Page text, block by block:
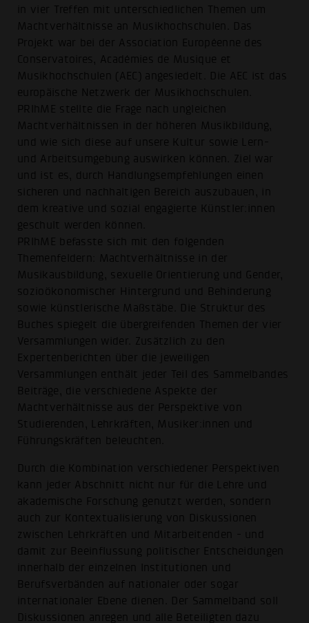
in vier Treffen mit unterschiedlichen Themen um
Machtverhältnisse an Musikhochschulen. Das
Projekt war bei der Association Européenne des
Conservatoires, Académies de Musique et
Musikhochschulen (AEC) angesiedelt. Die AEC ist das
europäische Netzwerk der Musikhochschulen.
PRIhME stellte die Frage nach ungleichen
Machtverhältnissen in der höheren Musikbildung,
und wie sich diese auf unsere Kultur sowie Lern-
und Arbeitsumgebung auswirken können. Ziel war
und ist es, durch Handlungsempfehlungen einen
sicheren und nachhaltigen Bereich auszubauen, in
dem kreative und sozial engagierte Künstler:innen
geschult werden können.
PRIhME befasste sich mit den folgenden
Themenfeldern: Machtverhältnisse in der
Musikausbildung, sexuelle Orientierung und Gender,
sozioökonomischer Hintergrund und Behinderung
sowie künstlerische Maßstäbe. Die Struktur des
Buches spiegelt die übergreifenden Themen der vier
Versammlungen wider. Zusätzlich zu den
Expertenberichten über die jeweiligen
Versammlungen enthält jeder Teil des Sammelbandes
Beiträge, die verschiedene Aspekte der
Machtverhältnisse aus der Perspektive von
Studierenden, Lehrkräften, Musiker:innen und
Führungskräften beleuchten.
Durch die Kombination verschiedener Perspektiven
kann jeder Abschnitt nicht nur für die Lehre und
akademische Forschung genutzt werden, sondern
auch zur Kontextualisierung von Diskussionen
zwischen Lehrkräften und Mitarbeitenden - und
damit zur Beeinflussung politischer Entscheidungen
innerhalb der einzelnen Institutionen und
Berufsverbänden auf nationaler oder sogar
internationaler Ebene dienen. Der Sammelband soll
Diskussionen anregen und alle Beteiligten dazu